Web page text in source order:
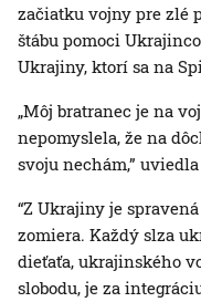
začiatku vojny pre zlé
štábu pomoci
Ukrajiny, ktorí sa na
„Môj bratranec je na
nepomyslela, že na
svoju nechám,”
“Z Ukrajiny je
zomiera. Každý slza
dieťaťa, ukrajinského
slobodu, je za